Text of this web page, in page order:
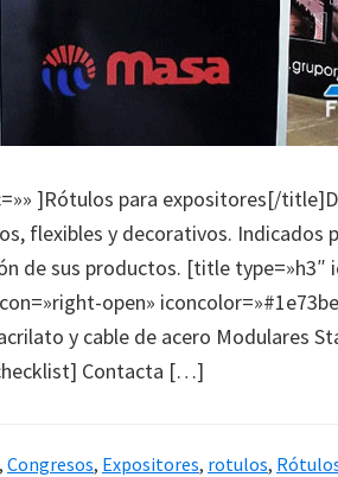
]Rótulos para expositores[/
flexibles y decorativos. Indicados
de sus productos. [title type=»h3″
open»
y cable de acero Modulares
Contacta […]
, Congresos, Expositores, rotulos,